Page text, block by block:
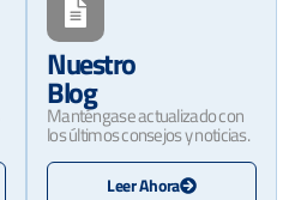
Nuestro
Blog
Manténgase actualizado con
los últimos consejos y noticias.
Leer Ahora